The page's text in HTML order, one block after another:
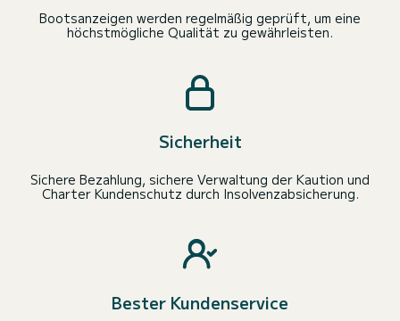
Bootsanzeigen werden regelmäßig geprüft, um eine
höchstmögliche Qualität zu gewährleisten.
Sicherheit
Sichere Bezahlung, sichere Verwaltung der Kaution und
Charter Kundenschutz durch Insolvenzabsicherung.
Bester Kundenservice